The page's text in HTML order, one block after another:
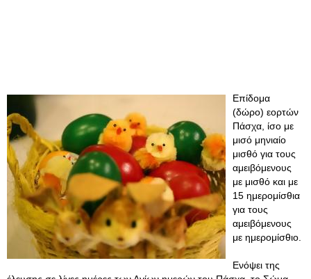
Επίδομα
(δώρο) εορτών
Πάσχα, ίσο με
μισό μηνιαίο
μισθό για τους
αμειβόμενους
με μισθό και με
15 ημερομίσθια
για τους
αμειβόμενους
με ημερομίσθιο.
Ενόψει της